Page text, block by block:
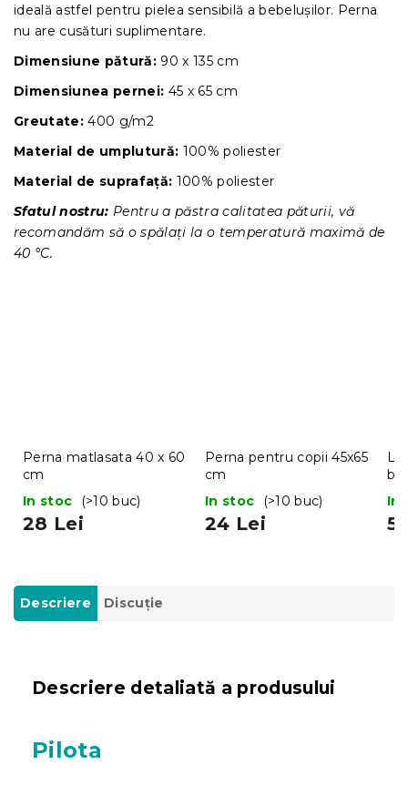
ideală astfel pentru pielea sensibilă a bebelușilor. Perna
nu are cusături suplimentare.
Dimensiune pătură: 90 x 135 cm
Dimensiunea pernei: 45 x 65 cm
Greutate: 400 g/m2
Material de umplutură: 100% poliester
Material de suprafață: 100% poliester
Sfatul nostru: Pentru a păstra calitatea păturii, vă
recomandăm să o spălați la o temperatură maximă de
40 °C.
Perna matlasata 40 x 60
cm
In stoc
(>10 buc)
28 Lei
Perna pentru copii 45x65
cm
In stoc
(>10 buc)
24 Lei
In
Descriere Discuţie
Descriere detaliată a produsului
Pilota